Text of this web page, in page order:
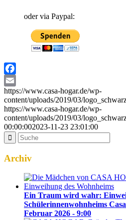
oder via Paypal:
Facebook
Email
https://www.casa-hogar.de/wp-
content/uploads/2019/03/
https://www.casa-hogar.de/wp-
content/uploads/2019/03/
00:00:002023-11-23 23:01:00
Archiv
Ein Traum wird wahr:
Schülerinnenwohnheims
Februar 2026 - 9:00